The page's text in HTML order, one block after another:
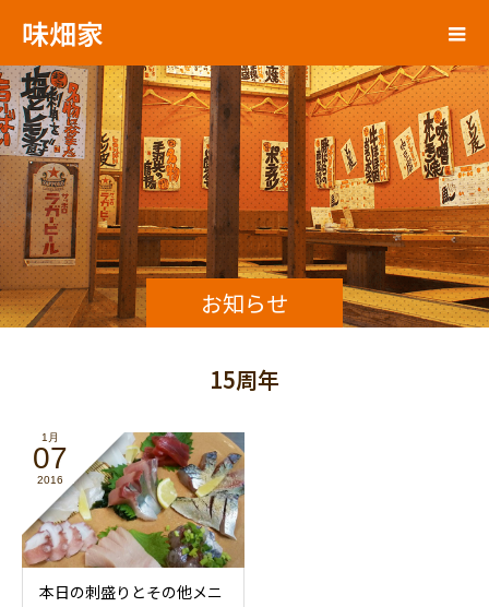
味畑家
お知らせ
15周年
1月
07
2016
本日の刺盛りとその他メニ